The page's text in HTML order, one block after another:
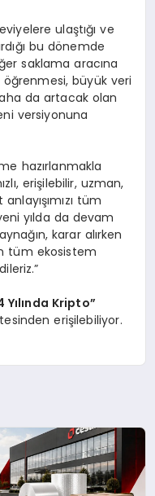
ulaştığı ve
bu dönemde
saklama aracına
büyük veri
da artacak olan
versiyonuna
hazırlanmakla
erişilebilir, uzman,
tüm
yılda da devam
karar alırken
tüm ekosistem
lında Kripto”
erişilebiliyor.